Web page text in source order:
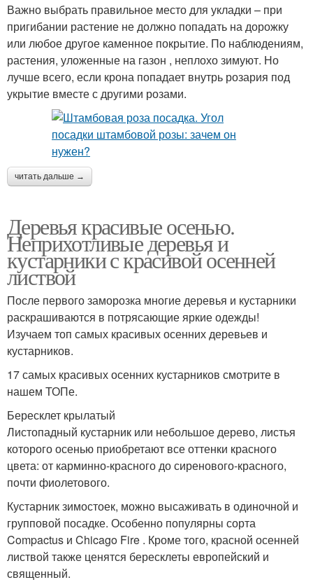
Важно выбрать правильное место для укладки – при
пригибании растение не должно попадать на дорожку
или любое другое каменное покрытие. По наблюдениям,
растения, уложенные на газон , неплохо зимуют. Но
лучше всего, если крона попадает внутрь розария под
укрытие вместе с другими розами.
читать дальше →
Деревья красивые осенью.
Неприхотливые деревья и
кустарники с красивой осенней
листвой
После первого заморозка многие деревья и кустарники
раскрашиваются в потрясающие яркие одежды!
Изучаем топ самых красивых осенних деревьев и
кустарников.
17 самых красивых осенних кустарников смотрите в
нашем ТОПе.
Бересклет крылатый
Листопадный кустарник или небольшое дерево, листья
которого осенью приобретают все оттенки красного
цвета: от карминно-красного до сиренового-красного,
почти фиолетового.
Кустарник зимостоек, можно высаживать в одиночной и
групповой посадке. Особенно популярны сорта
Compactus и Chicago Fire . Кроме того, красной осенней
листвой также ценятся бересклеты европейский и
священный.